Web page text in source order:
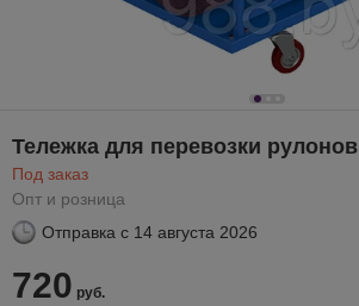
Тележка для перевозки рулонов
Под заказ
Опт и розница
Отправка с 14 августа 2026
720 руб.